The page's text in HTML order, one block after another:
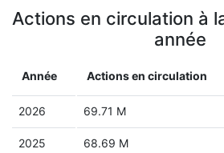
Actions en circulation à
année
Année Actions en circulation
2026 69.71 M
2025 68.69 M